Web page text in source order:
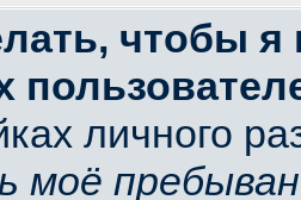
чтобы
личного
моё